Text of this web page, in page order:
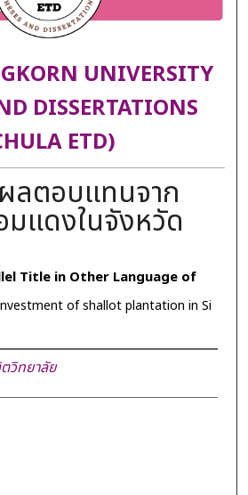
UNIVERSITY
DISSERTATIONS
ETD)
ลตอบแทนจาก
แดงในจังหวัด
Title in Other Language of
of shallot plantation in Si
วิทยาลัย